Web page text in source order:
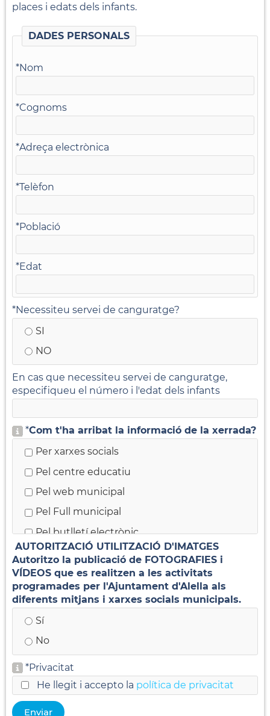
places i edats dels infants.
DADES PERSONALS
*Nom
*Cognoms
*Adreça electrònica
*Telèfon
*Població
*Edat
*Necessiteu servei de canguratge?
SI
NO
En cas que necessiteu servei de canguratge,
especifiqueu el número i l'edat dels infants
*Com t'ha arribat la informació de la xerrada?
Per xarxes socials
Pel centre educatiu
Pel web municipal
Pel Full municipal
Pel butlletí electrònic
He vist cartells pel poble
M'ho ha dit un amic o una amiga
Treballadors/es municipals
AUTORITZACIÓ UTILITZACIÓ D'IMATGES
Autoritzo la publicació de FOTOGRAFIES i
VÍDEOS que es realitzen a les activitats
programades per l'Ajuntament d'Alella als
diferents mitjans i xarxes socials municipals.
Sí
No
*Privacitat
He llegit i accepto la política de privacitat